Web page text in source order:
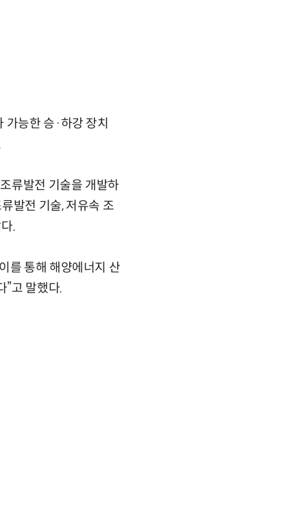
능한 승·하강 장치
류발전 기술을 개발하
발전 기술, 저유속 조
.
를 통해 해양에너지 산
”고 말했다.